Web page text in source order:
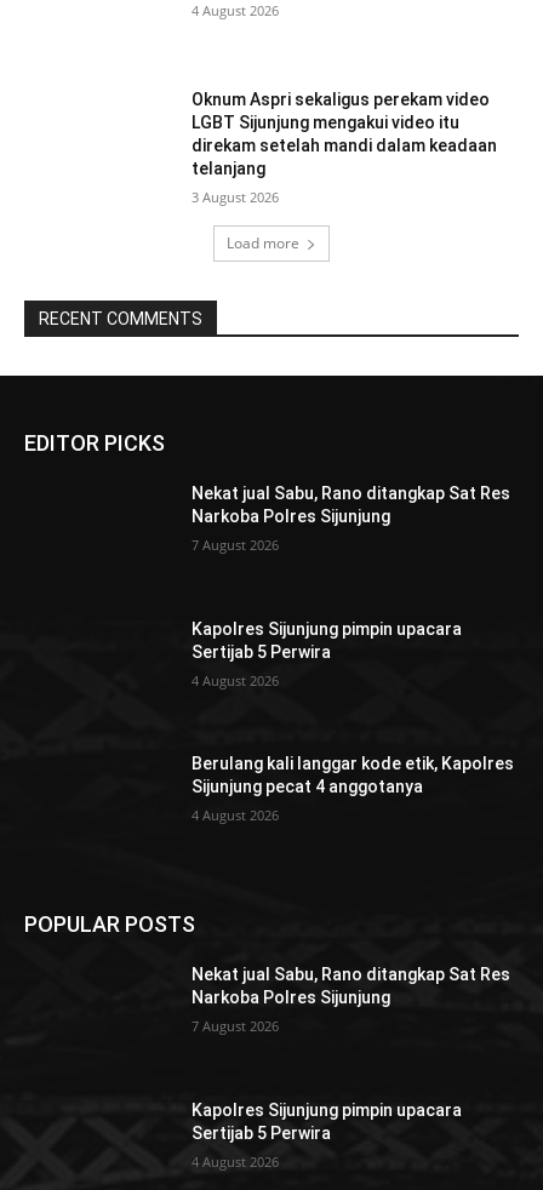
4 August 2026
Oknum Aspri sekaligus perekam video
LGBT Sijunjung mengakui video itu
direkam setelah mandi dalam keadaan
telanjang
3 August 2026
Load more
RECENT COMMENTS
EDITOR PICKS
Nekat jual Sabu, Rano ditangkap Sat Res
Narkoba Polres Sijunjung
7 August 2026
Kapolres Sijunjung pimpin upacara
Sertijab 5 Perwira
4 August 2026
Berulang kali langgar kode etik, Kapolres
Sijunjung pecat 4 anggotanya
4 August 2026
POPULAR POSTS
Nekat jual Sabu, Rano ditangkap Sat Res
Narkoba Polres Sijunjung
7 August 2026
Kapolres Sijunjung pimpin upacara
Sertijab 5 Perwira
4 August 2026